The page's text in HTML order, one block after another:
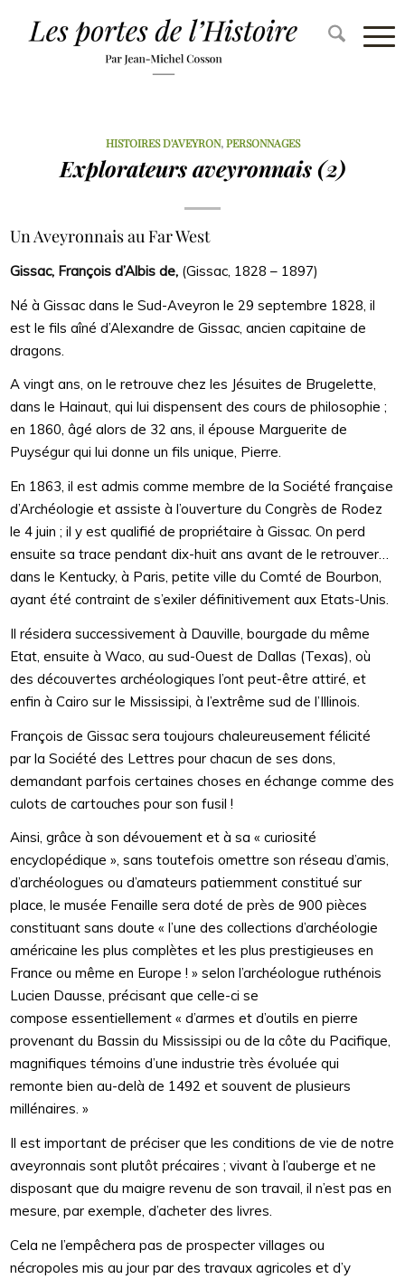
HISTOIRES D'AVEYRON,PERSONNAGES
Explorateurs aveyronnais (2)
Un Aveyronnais au Far West
Gissac, François d’Albis de, (Gissac, 1828 – 1897)
Né à Gissac dans le Sud-Aveyron le 29 septembre 1828, il
est le fils aîné d’Alexandre de Gissac, ancien capitaine de
dragons.
A vingt ans, on le retrouve chez les Jésuites de Brugelette,
dans le Hainaut, qui lui dispensent des cours de philosophie ;
en 1860, âgé alors de 32 ans, il épouse Marguerite de
Puységur qui lui donne un fils unique, Pierre.
En 1863, il est admis comme membre de la Société française
d’Archéologie et assiste à l’ouverture du Congrès de Rodez
le 4 juin ; il y est qualifié de propriétaire à Gissac. On perd
ensuite sa trace pendant dix-huit ans avant de le retrouver…
dans le Kentucky, à Paris, petite ville du Comté de Bourbon,
ayant été contraint de s’exiler définitivement aux Etats-Unis.
Il résidera successivement à Dauville, bourgade du même
Etat, ensuite à Waco, au sud-Ouest de Dallas (Texas), où
des découvertes archéologiques l’ont peut-être attiré, et
enfin à Cairo sur le Mississipi, à l’extrême sud de l’Illinois.
François de Gissac sera toujours chaleureusement félicité
par la Société des Lettres pour chacun de ses dons,
demandant parfois certaines choses en échange comme des
culots de cartouches pour son fusil !
Ainsi, grâce à son dévouement et à sa « curiosité
encyclopédique », sans toutefois omettre son réseau d’amis,
d’archéologues ou d’amateurs patiemment constitué sur
place, le musée Fenaille sera doté de près de 900 pièces
constituant sans doute « l’une des collections d’archéologie
américaine les plus complètes et les plus prestigieuses en
France ou même en Europe ! » selon l’archéologue ruthénois
Lucien Dausse, précisant que celle-ci se
compose essentiellement « d’armes et d’outils en pierre
provenant du Bassin du Mississipi ou de la côte du Pacifique,
magnifiques témoins d’une industrie très évoluée qui
remonte bien au-delà de 1492 et souvent de plusieurs
millénaires. »
Il est important de préciser que les conditions de vie de notre
aveyronnais sont plutôt précaires ; vivant à l’auberge et ne
disposant que du maigre revenu de son travail, il n’est pas en
mesure, par exemple, d’acheter des livres.
Cela ne l’empêchera pas de prospecter villages ou
nécropoles mis au jour par des travaux agricoles et d’y